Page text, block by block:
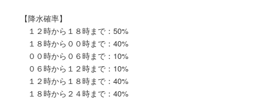
【降水確率】
１２時から１８時まで：50%
１８時から００時まで：40%
００時から０６時まで：10%
０６時から１２時まで：10%
１２時から１８時まで：40%
１８時から２４時まで：40%